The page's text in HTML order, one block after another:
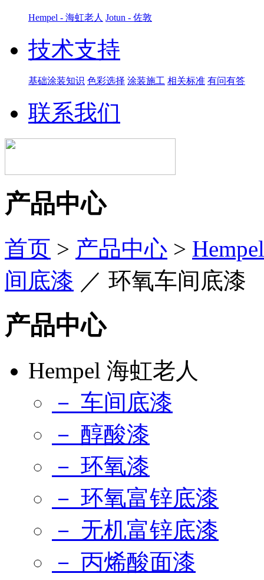
Hempel - 海虹老人 Jotun - 佐敦
技术支持
基础涂装知识 色彩选择 涂装施工 相关标准 有问有答
联系我们
产品中心
首页 > 产品中心 >
间底漆 ／ 环氧车间底漆
产品中心
Hempel 海虹老人
－ 车间底漆
－ 醇酸漆
－ 环氧漆
－ 环氧富锌底漆
－ 无机富锌底漆
－ 丙烯酸面漆